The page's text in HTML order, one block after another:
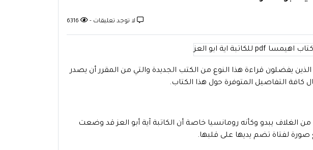
لا توجد تعليقات -
يفضلون قراءة هذا النوع من الكتب الجديدة والتي من المقرر أن يصدر
كافة التفاصيل المتوفرة حول هذا الكتاب.
الغلاف يبدو وكأنه رومانسيا خاصة أن الكاتبة آية أبو العز قد وضعت
لفتاة تضم يديها على قلبها.